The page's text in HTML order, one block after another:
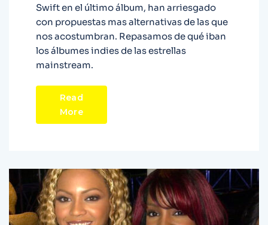
Swift en el último álbum, han arriesgado
con propuestas mas alternativas de las que
nos acostumbran. Repasamos de qué iban
los álbumes indies de las estrellas
mainstream.
Read
More